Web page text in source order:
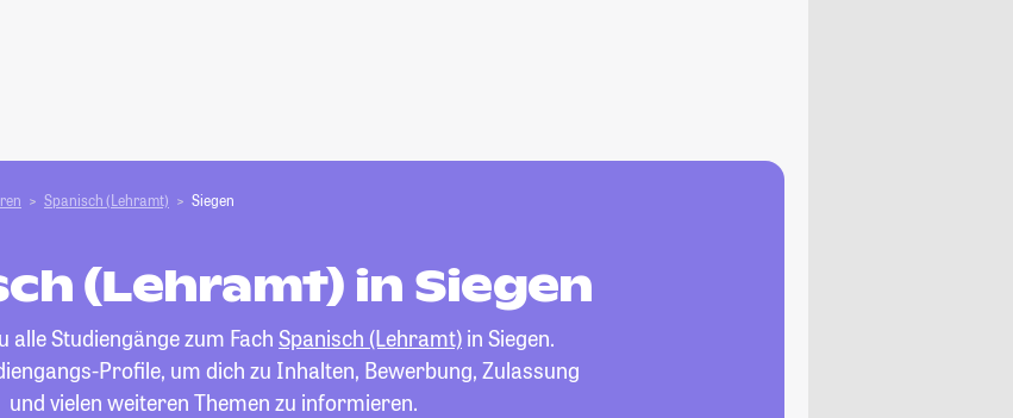
Spanisch (Lehramt) Siegen
(Lehramt) in Siegen
alle Studiengänge zum Fach Spanisch (Lehramt) in Siegen.
Profile, um dich zu Inhalten, Bewerbung, Zulassung
und vielen weiteren Themen zu informieren.